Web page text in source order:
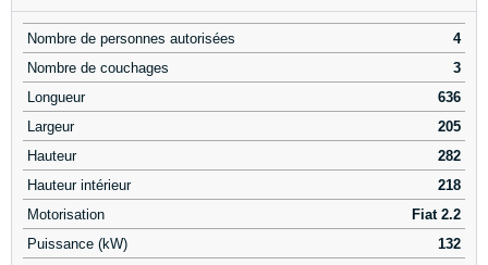
Nombre de personnes autorisées
4
Nombre de couchages
3
Longueur
636
Largeur
205
Hauteur
282
Hauteur intérieur
218
Motorisation
Fiat 2.2
Puissance (kW)
132